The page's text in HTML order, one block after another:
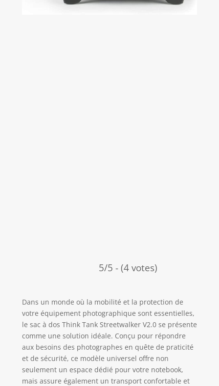
5/5 - (4 votes)
Dans un monde où la mobilité et la protection de
votre équipement photographique sont essentielles,
le sac à dos Think Tank Streetwalker V2.0 se présente
comme une solution idéale. Conçu pour répondre
aux besoins des photographes en quête de praticité
et de sécurité, ce modèle universel offre non
seulement un espace dédié pour votre notebook,
mais assure également un transport confortable et